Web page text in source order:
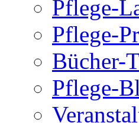
Pflege-
Pflege-
Bücher-
Pflege-